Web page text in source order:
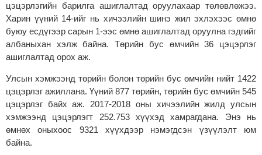
цэцэрлэгийн барилга ашиглалтад оруулахаар төлөвлөжээ.
Харин үүний 14-ийг нь хичээлийн шинэ жил эхлэхээс өмнө
буюу есдүгээр сарын 1-ээс өмнө ашиглалтад оруулна гэдгийг
албаныхан хэлж байна. Төрийн бус өмчийн 36 цэцэрлэг
ашиглалтад орох аж.
Улсын хэмжээнд төрийн болон төрийн бус өмчийн нийт 1422
цэцэрлэг ажиллана. Үүний 877 төрийн, төрийн бус өмчийн 545
цэцэрлэг байх аж. 2017-2018 оны хичээлийн жилд улсын
хэмжээнд цэцэрлэгт 252.753 хүүхэд хамрагдана. Энэ нь
өмнөх оныхоос 9321 хүүхдээр нэмэгдсэн үзүүлэлт юм
байна.